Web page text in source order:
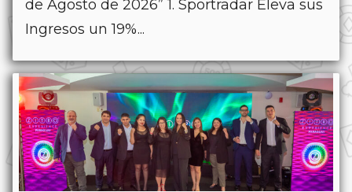
de Agosto de 2026” 1. Sportradar Eleva sus
Ingresos un 19%...